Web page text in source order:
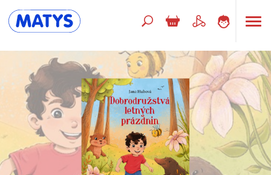
Beletria pre deti
Doplnkový sortiment
Jazyky
Poézia